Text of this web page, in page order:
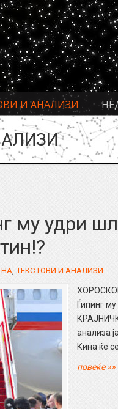
И АНАЛИЗИ
му удри
, ТЕКСТОВИ И АНАЛИЗИ
Ѓипинг
анализа
Кина ќе
повеќе »»